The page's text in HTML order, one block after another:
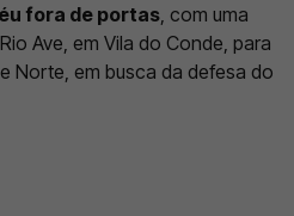
fora de portas , com uma
Ave, em Vila do Conde, para
Norte, em busca da defesa do